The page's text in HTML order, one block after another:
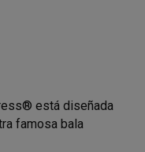
está diseñada
famosa bala